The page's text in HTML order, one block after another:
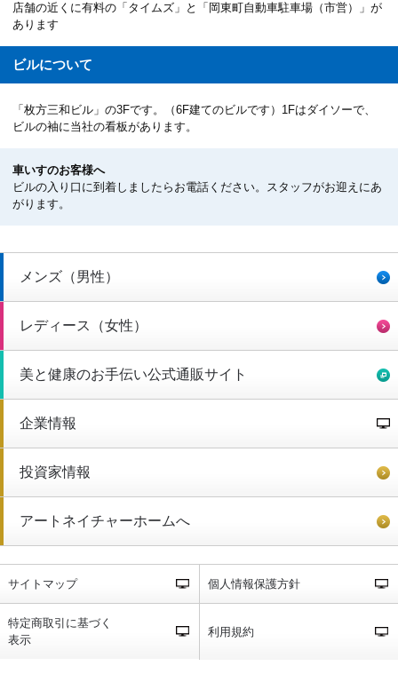
店舗の近くに有料の「タイムズ」と「岡東町自動車駐車場（市営）」が
あります
ビルについて
「枚方三和ビル」の3Fです。（6F建てのビルです）1Fはダイソーで、
ビルの袖に当社の看板があります。
車いすのお客様へ
ビルの入り口に到着しましたらお電話ください。スタッフがお迎えにあ
がります。
メンズ（男性）
レディース（女性）
美と健康のお手伝い公式通販サイト
企業情報
投資家情報
アートネイチャーホームへ
サイトマップ 個人情報保護方針
特定商取引に基づく
表示
利用規約